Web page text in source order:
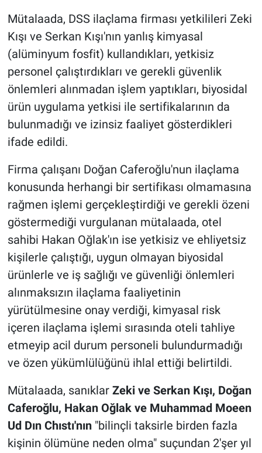
Mütalaada, DSS ilaçlama firması yetkilileri Zeki
Kışı ve Serkan Kışı'nın yanlış kimyasal
(alüminyum fosfit) kullandıkları, yetkisiz
personel çalıştırdıkları ve gerekli güvenlik
önlemleri alınmadan işlem yaptıkları, biyosidal
ürün uygulama yetkisi ile sertifikalarının da
bulunmadığı ve izinsiz faaliyet gösterdikleri
ifade edildi.
Firma çalışanı Doğan Caferoğlu'nun ilaçlama
konusunda herhangi bir sertifikası olmamasına
rağmen işlemi gerçekleştirdiği ve gerekli özeni
göstermediği vurgulanan mütalaada, otel
sahibi Hakan Oğlak'ın ise yetkisiz ve ehliyetsiz
kişilerle çalıştığı, uygun olmayan biyosidal
ürünlerle ve iş sağlığı ve güvenliği önlemleri
alınmaksızın ilaçlama faaliyetinin
yürütülmesine onay verdiği, kimyasal risk
içeren ilaçlama işlemi sırasında oteli tahliye
etmeyip acil durum personeli bulundurmadığı
ve özen yükümlülüğünü ihlal ettiği belirtildi.
Mütalaada, sanıklar Zeki ve Serkan Kışı, Doğan
Caferoğlu, Hakan Oğlak ve Muhammad Moeen
Ud Dın Chıstı'nın"bilinçli taksirle birden fazla
kişinin ölümüne neden olma" suçundan 2'şer yıl